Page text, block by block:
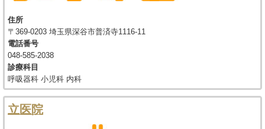
住所
〒369-0203 埼玉県深谷市普済寺1116-11
電話番号
048-585-2038
診療科目
呼吸器科 小児科 内科
立医院